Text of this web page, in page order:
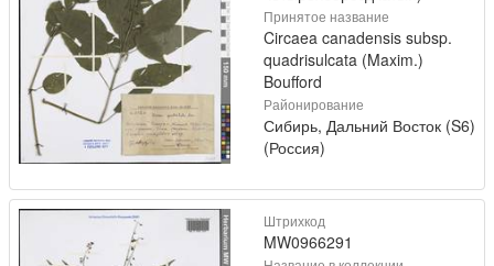
Принятое название
Circaea canadensis subsp.
quadrisulcata (Maxim.)
Boufford
Районирование
Сибирь, Дальний Восток (S6)
(Россия)
Штрихкод
MW0966291